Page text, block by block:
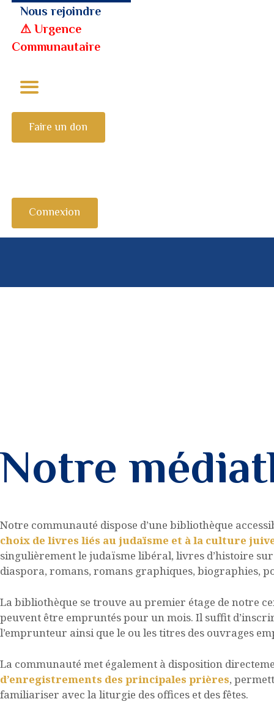
Nous rejoindre
⚠︎ Urgence
Communautaire
Faire un don
Connexion
Notre
Notre communauté dispose d’une bibliothèque
choix de livres liés au judaïsme et à la culture
singulièrement le judaïsme libéral, livres d’histoire
diaspora, romans, romans graphiques, biographies,
La bibliothèque se trouve au premier étage de notre
peuvent être empruntés pour un mois. Il suffit
l’emprunteur ainsi que le ou les titres des ouvrages
La communauté met également à disposition
d’enregistrements des principales prières,
familiariser avec la liturgie des offices et des fêtes.